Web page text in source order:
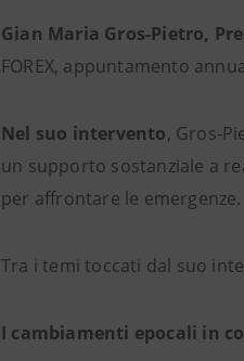
Gian Maria Gros-Pietro,
FOREX, appuntamento
Nel suo intervento, Gros-
un supporto sostanziale a
per affrontare le emergenze.
Tra i temi toccati dal suo
I cambiamenti epocali in